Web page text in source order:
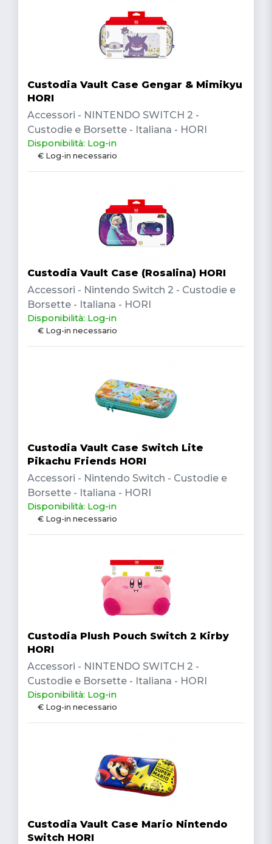
Custodia Vault Case Gengar & Mimikyu
HORI
Accessori - NINTENDO SWITCH 2 -
Custodie e Borsette - Italiana - HORI
Disponibilità: Log-in
€ Log-in necessario
Custodia Vault Case (Rosalina) HORI
Accessori - Nintendo Switch 2 - Custodie e
Borsette - Italiana - HORI
Disponibilità: Log-in
€ Log-in necessario
Custodia Vault Case Switch Lite
Pikachu Friends HORI
Accessori - Nintendo Switch - Custodie e
Borsette - Italiana - HORI
Disponibilità: Log-in
€ Log-in necessario
Custodia Plush Pouch Switch 2 Kirby
HORI
Accessori - NINTENDO SWITCH 2 -
Custodie e Borsette - Italiana - HORI
Disponibilità: Log-in
€ Log-in necessario
Custodia Vault Case Mario Nintendo
Switch HORI